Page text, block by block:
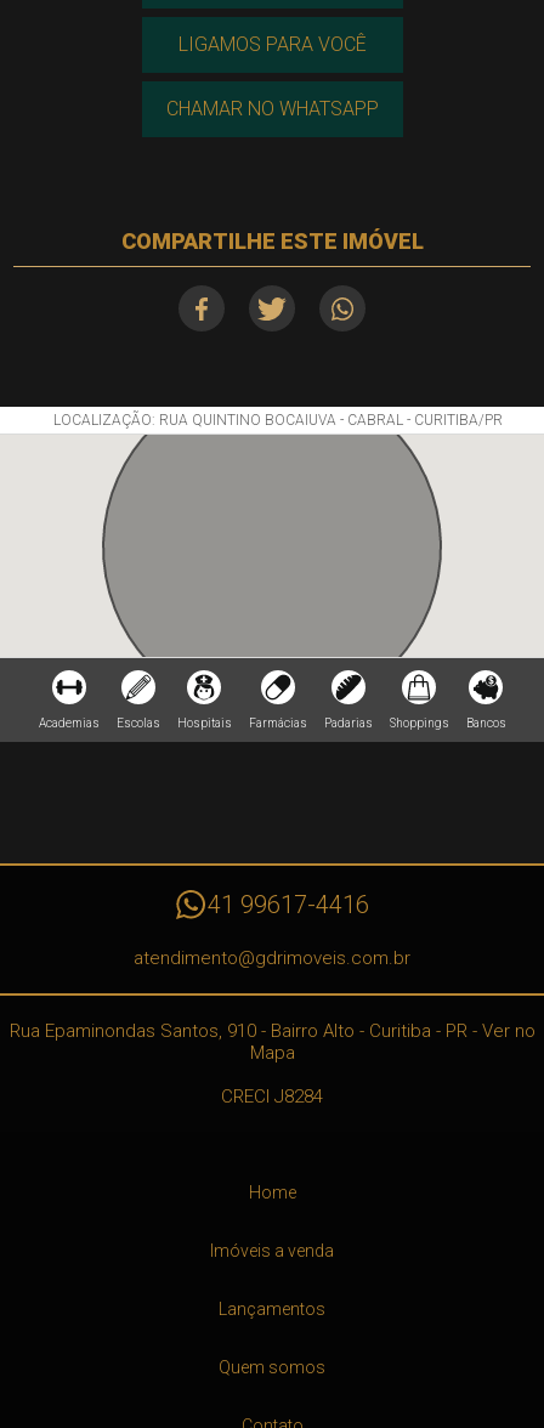
LIGAMOS PARA VOCÊ
CHAMAR NO WHATSAPP
COMPARTILHE ESTE IMÓVEL
LOCALIZAÇÃO: RUA QUINTINO BOCAIUVA - CABRAL - CURITIBA/PR
Academias Escolas Hospitais Farmácias Padarias Shoppings Bancos
41 99617-4416
atendimento@gdrimoveis.com.br
Rua Epaminondas Santos, 910 - Bairro Alto - Curitiba - PR- Ver no
Mapa
CRECI J8284
Home
Imóveis a venda
Lançamentos
Quem somos